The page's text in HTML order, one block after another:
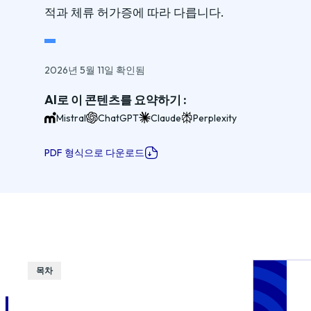
적과 체류 허가증에 따라 다릅니다.
2026년 5월 11일 확인됨
AI로 이 콘텐츠를 요약하기 :
Mistral ChatGPT Claude Perplexity
PDF 형식으로 다운로드
목차